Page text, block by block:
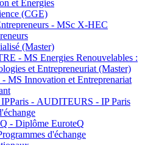
et Énergies
(CGE)
- MSc X-HEC
(Master)
- MS Energies Renouvelables :
et Entrepreneuriat (Master)
MS Innovation et Entreprenariat
- AUDITEURS - IP Paris
- Diplôme EuroteQ
d'échange